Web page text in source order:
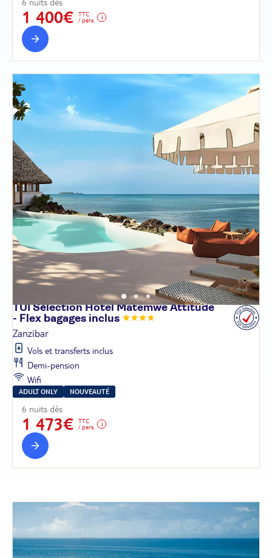
6 nuits dès
1 400€
TTC
/ pers.
TUI Sélection Hôtel Matemwe Attitude
- Flex bagages inclus
Zanzibar
Vols et transferts inclus
Demi-pension
Wifi
ADULT ONLY NOUVEAUTÉ
6 nuits dès
1 473€
TTC
/ pers.